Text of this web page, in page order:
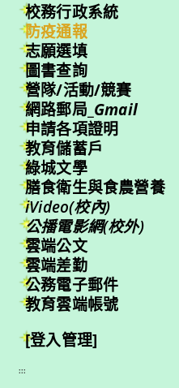
校務行政系統
防疫通報
志願選填
圖書查詢
營隊/活動/競賽
網路郵局_ Gmail
申請各項證明
教育儲蓄戶
綠城文學
膳食衛生與食農營養
iVideo(校內)
公播電影網(校外)
雲端公文
雲端差勤
公務電子郵件
教育雲端帳號
[登入管理]
:::